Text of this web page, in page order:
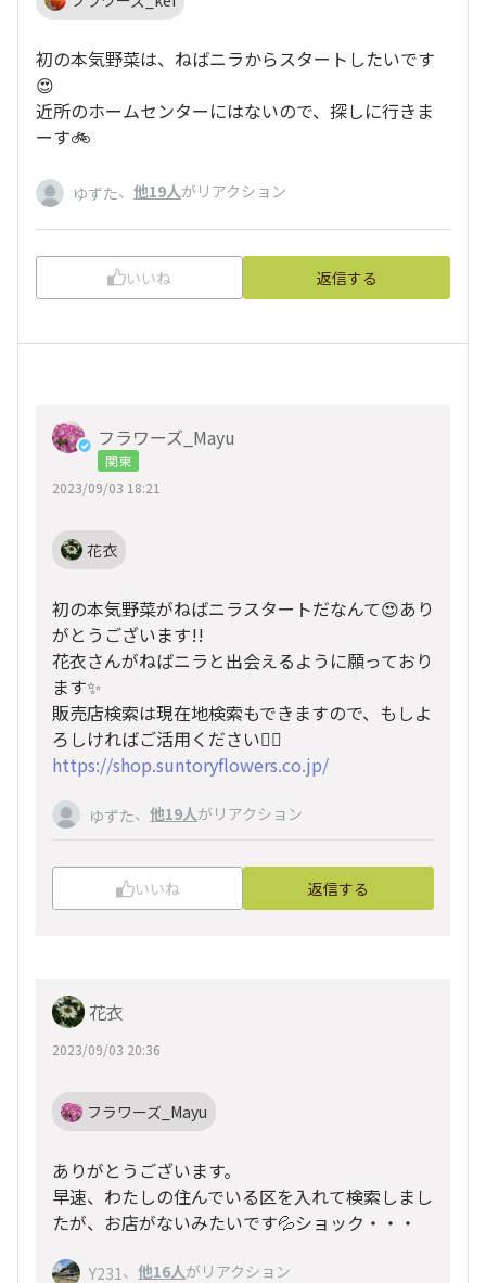
初の本気野菜は、ねばニラからスタートしたいです
😍
近所のホームセンターにはないので、探しに行きま
ーす🚲
ゆずた、 他19人がリアクション
いいね 返信する
フラワーズ_Mayu
関東
2023/09/03 18:21
花衣
初の本気野菜がねばニラスタートだなんて😍あり
がとうございます!!
花衣さんがねばニラと出会えるように願っており
ます✨
販売店検索は現在地検索もできますので、もしよ
ろしければご活用ください🙋‍♀‍
https://shop.suntoryflowers.co.jp/
ゆずた、 他19人がリアクション
いいね 返信する
花衣
2023/09/03 20:36
フラワーズ_Mayu
ありがとうございます。
早速、わたしの住んでいる区を入れて検索しまし
たが、お店がないみたいです💦ショック・・・
Y231、 他16人がリアクション